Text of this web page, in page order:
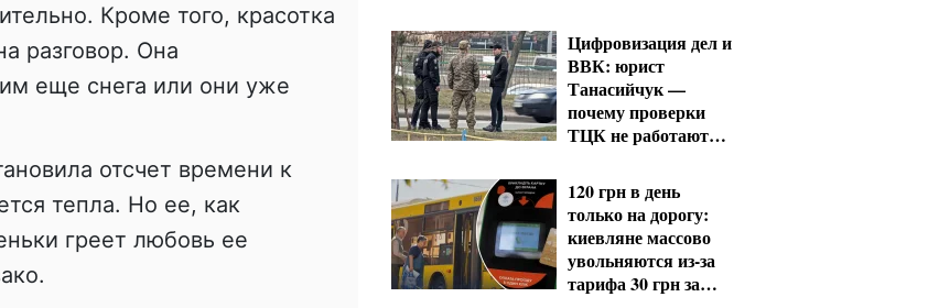
Кроме того, красотка
разговор. Она
еще снега или они уже
отсчет времени к
тепла. Но ее, как
греет любовь ее
Цифровизация дел и
ВВК: юрист
Танасийчук —
почему проверки
ТЦК не работают
120 грн в день
только на дорогу:
киевляне массово
увольняются из-за
тарифа 30 грн за